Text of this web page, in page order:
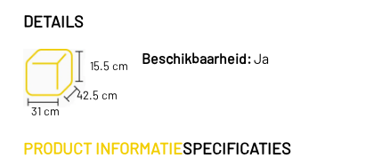
DETAILS
15.5 cm
42.5 cm
31 cm
Beschikbaarheid:Ja
PRODUCT INFORMATIESPECIFICATIES